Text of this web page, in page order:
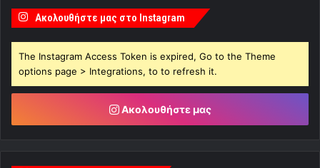
Ακολουθήστε μας στο Instagram
The Instagram Access Token is expired, Go to the Theme
options page > Integrations, to to refresh it.
Ακολουθήστε μας